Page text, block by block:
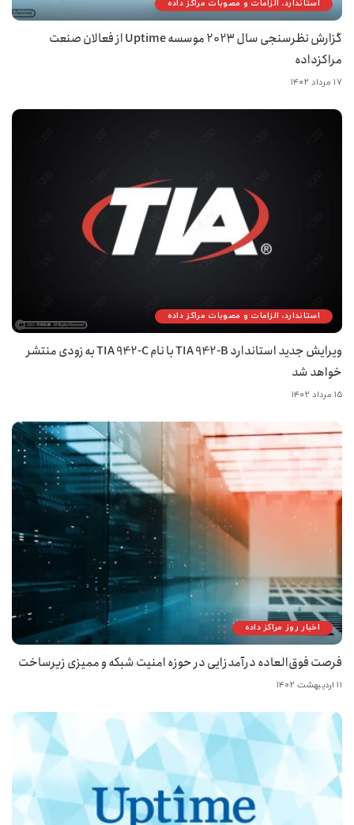
استاندارد، الزامات و مصوبات مراکز داده
گزارش نظرسنجی سال 2023 موسسه Uptime از فعالان صنعت
مراکزداده
۱۷ مرداد ۱۴۰۲
استاندارد، الزامات و مصوبات مراکز داده
ویرایش جدید استاندارد TIA 942-B با نام TIA 942-C به زودی منتشر
خواهد شد
۱۵ مرداد ۱۴۰۲
اخبار روز مراکز داده
فرصت فوق‌العاده درآمدزایی در حوزه امنیت شبکه و ممیزی زیرساخت
۱۱ اردیبهشت ۱۴۰۲